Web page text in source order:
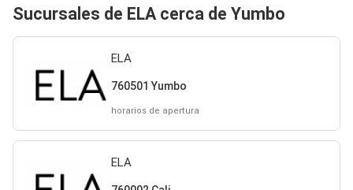
Sucursales de ELA cerca de Yumbo
ELA
760501 Yumbo
horarios de apertura
ELA